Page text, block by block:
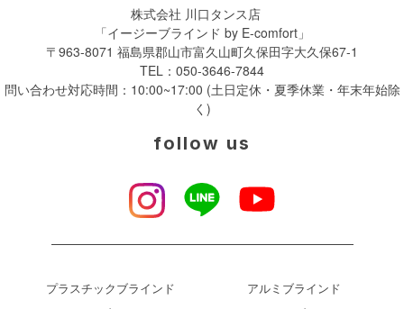
株式会社 川口タンス店
「イージーブラインド by E-comfort」
〒963-8071 福島県郡山市富久山町久保田字大久保67-1
TEL： 050-3646-7844
問い合わせ対応時間：10:00~17:00 (土日定休・夏季休業・年末年始除
く)
follow us
プラスチックブラインド
アルミブラインド